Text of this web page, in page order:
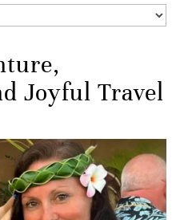
Joyful Travel